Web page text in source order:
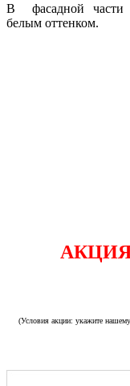
В фасадной части
белым оттенком.
АКЦИЯ
(Условия акции: укажите